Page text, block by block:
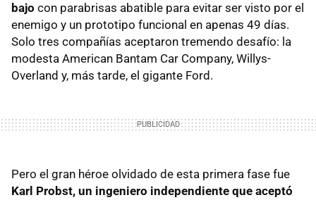
bajo con parabrisas abatible para evitar ser visto por el
enemigo y un prototipo funcional en apenas 49 días.
Solo tres compañías aceptaron tremendo desafío: la
modesta American Bantam Car Company, Willys-
Overland y, más tarde, el gigante Ford.
Pero el gran héroe olvidado de esta primera fase fue
Karl Probst, un ingeniero independiente que aceptó